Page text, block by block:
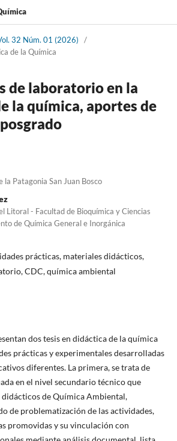
32 Núm. 01 (2026)
/
de la Química
de laboratorio en la
la química, aportes de
la Patagonia San Juan Bosco
Litoral - Facultad de Bioquímica y Ciencias
de Química General e Inorgánica
prácticas, materiales didácticos,
CDC, química ambiental
dos tesis en didáctica de la química
prácticas y experimentales desarrolladas
diferentes. La primera, se trata de
en el nivel secundario técnico que
de Química Ambiental,
de problematización de las actividades,
promovidas y su vinculación con